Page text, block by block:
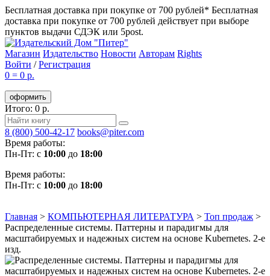
Бесплатная доставка при покупке от 700 рублей* Бесплатная
доставка при покупке от 700 рублей действует при выборе
пунктов выдачи СДЭК или 5post.
Магазин Издательство Новости Авторам Rights
Войти /Регистрация
0 = 0 р.
оформить
Итого: 0 р.
8 (800) 500-42-17 books@piter.com
Время работы:
Пн-Пт: с 10:00 до 18:00
Время работы:
Пн-Пт: с 10:00 до 18:00
Главная > КОМПЬЮТЕРНАЯ ЛИТЕРАТУРА > Топ продаж >
Распределенные системы. Паттерны и парадигмы для
масштабируемых и надежных систем на основе Kubernetes. 2-е
изд.